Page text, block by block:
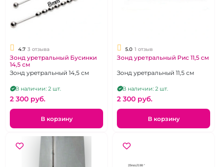
4.7 3 отзыва
Зонд уретральный Бусинки
14,5 см
Зонд уретральный 14,5 см
В наличии: 2 шт.
2 300 pуб.
В корзину
5.0 1 отзыв
Зонд уретральный Рис 11,5 см
Зонд уретральный 11,5 см
В наличии: 2 шт.
2 300 pуб.
В корзину